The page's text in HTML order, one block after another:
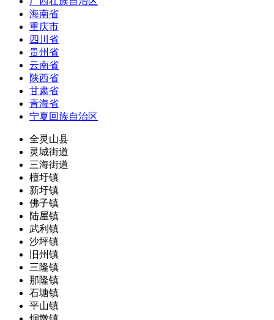
海南省
重庆市
四川省
贵州省
云南省
陕西省
甘肃省
青海省
宁夏回族自治区
全灵山县
灵城街道
三海街道
檀圩镇
新圩镇
佛子镇
陆屋镇
武利镇
沙坪镇
旧州镇
三隆镇
那隆镇
石塘镇
平山镇